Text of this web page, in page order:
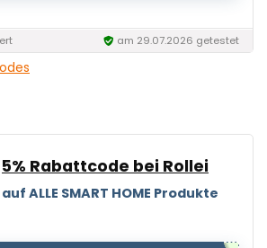
am 29.07.2026 getestet
5% Rabattcode bei Rollei
auf ALLE SMART HOME Produkte